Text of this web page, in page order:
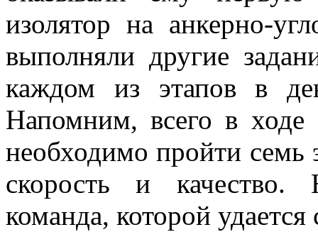
изолятор на анкерно-
выполняли другие
каждом из этапов в
Напомним, всего в ходе
необходимо пройти семь
скорость и качество.
команда, которой